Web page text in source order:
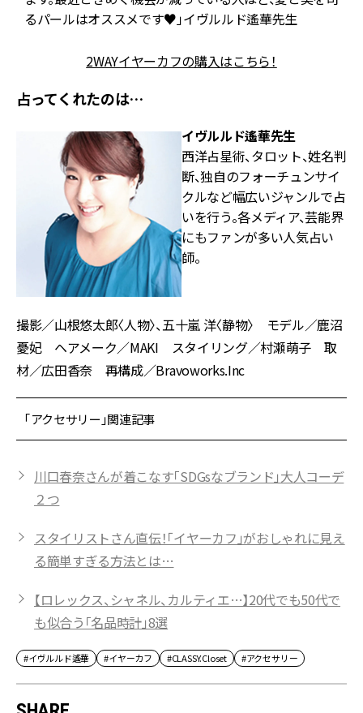
るパールはオススメです♥」イヴルルド遙華先生
2WAYイヤーカフの購入はこちら！
占ってくれたのは…
イヴルルド遙華先生
西洋占星術、タロット、姓名判
断、独自のフォーチュンサイ
クルなど幅広いジャンルで占
いを行う。各メディア、芸能界
にもファンが多い人気占い
師。
撮影／山根悠太郎〈人物〉、五十嵐 洋〈静物〉 モデル／鹿沼
憂妃 ヘアメーク／MAKI スタイリング／村瀬萌子 取
材／広田香奈 再構成／Bravoworks.Inc
「アクセサリー」関連記事
川口春奈さんが着こなす「SDGsなブランド」大人コーデ
２つ
スタイリストさん直伝！「イヤーカフ」がおしゃれに見え
る簡単すぎる方法とは…
【ロレックス、シャネル、カルティエ…】20代でも50代で
も似合う「名品時計」8選
#イヴルルド遙華 #イヤーカフ #CLASSY.Closet #アクセサリー